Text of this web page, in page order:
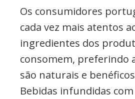
Os consumidores
cada vez mais atentos
ingredientes dos
consomem, preferindo
são naturais e
Bebidas infundidas com